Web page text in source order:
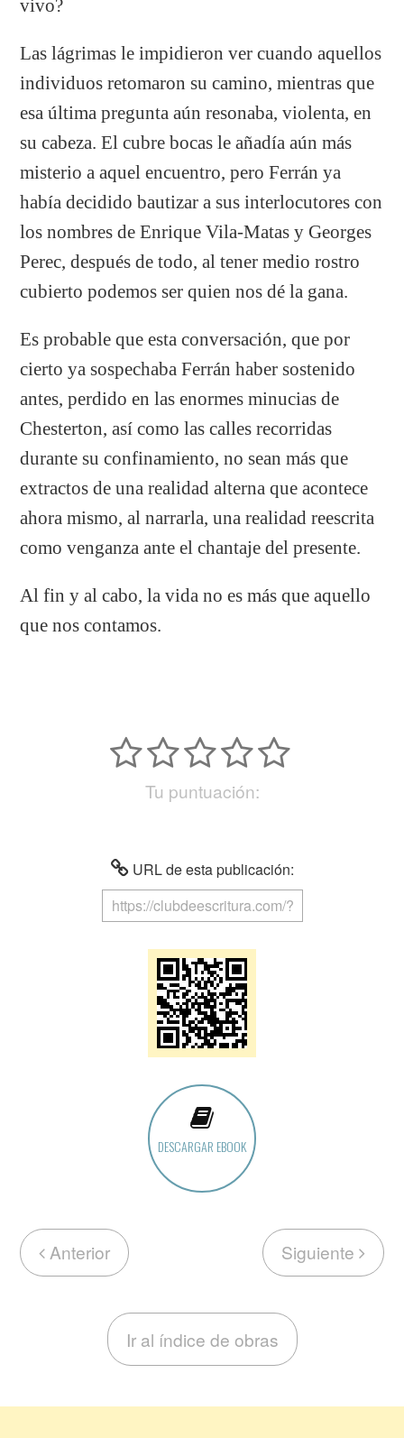
vivo?
Las lágrimas le impidieron ver cuando aquellos
individuos retomaron su camino, mientras que
esa última pregunta aún resonaba, violenta, en
su cabeza. El cubre bocas le añadía aún más
misterio a aquel encuentro, pero Ferrán ya
había decidido bautizar a sus interlocutores con
los nombres de Enrique Vila-Matas y Georges
Perec, después de todo, al tener medio rostro
cubierto podemos ser quien nos dé la gana.
Es probable que esta conversación, que por
cierto ya sospechaba Ferrán haber sostenido
antes, perdido en las enormes minucias de
Chesterton, así como las calles recorridas
durante su confinamiento, no sean más que
extractos de una realidad alterna que acontece
ahora mismo, al narrarla, una realidad reescrita
como venganza ante el chantaje del presente.
Al fin y al cabo, la vida no es más que aquello
que nos contamos.
Tu puntuación:
URL de esta publicación:
DESCARGAR EBOOK
Anterior Siguiente
Ir al índice de obras